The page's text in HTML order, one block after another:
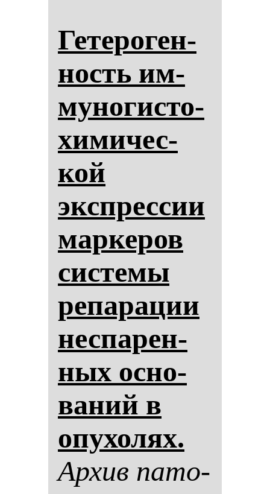
Ге­те­ро­ген­
ность им­
му­но­гис­то­
хи­ми­чес­
кой
экспрес­сии
мар­ке­ров
сис­те­мы
ре­па­ра­ции
нес­па­рен­
ных ос­но­
ва­ний в
опу­хо­лях.
Ар­хив па­то­